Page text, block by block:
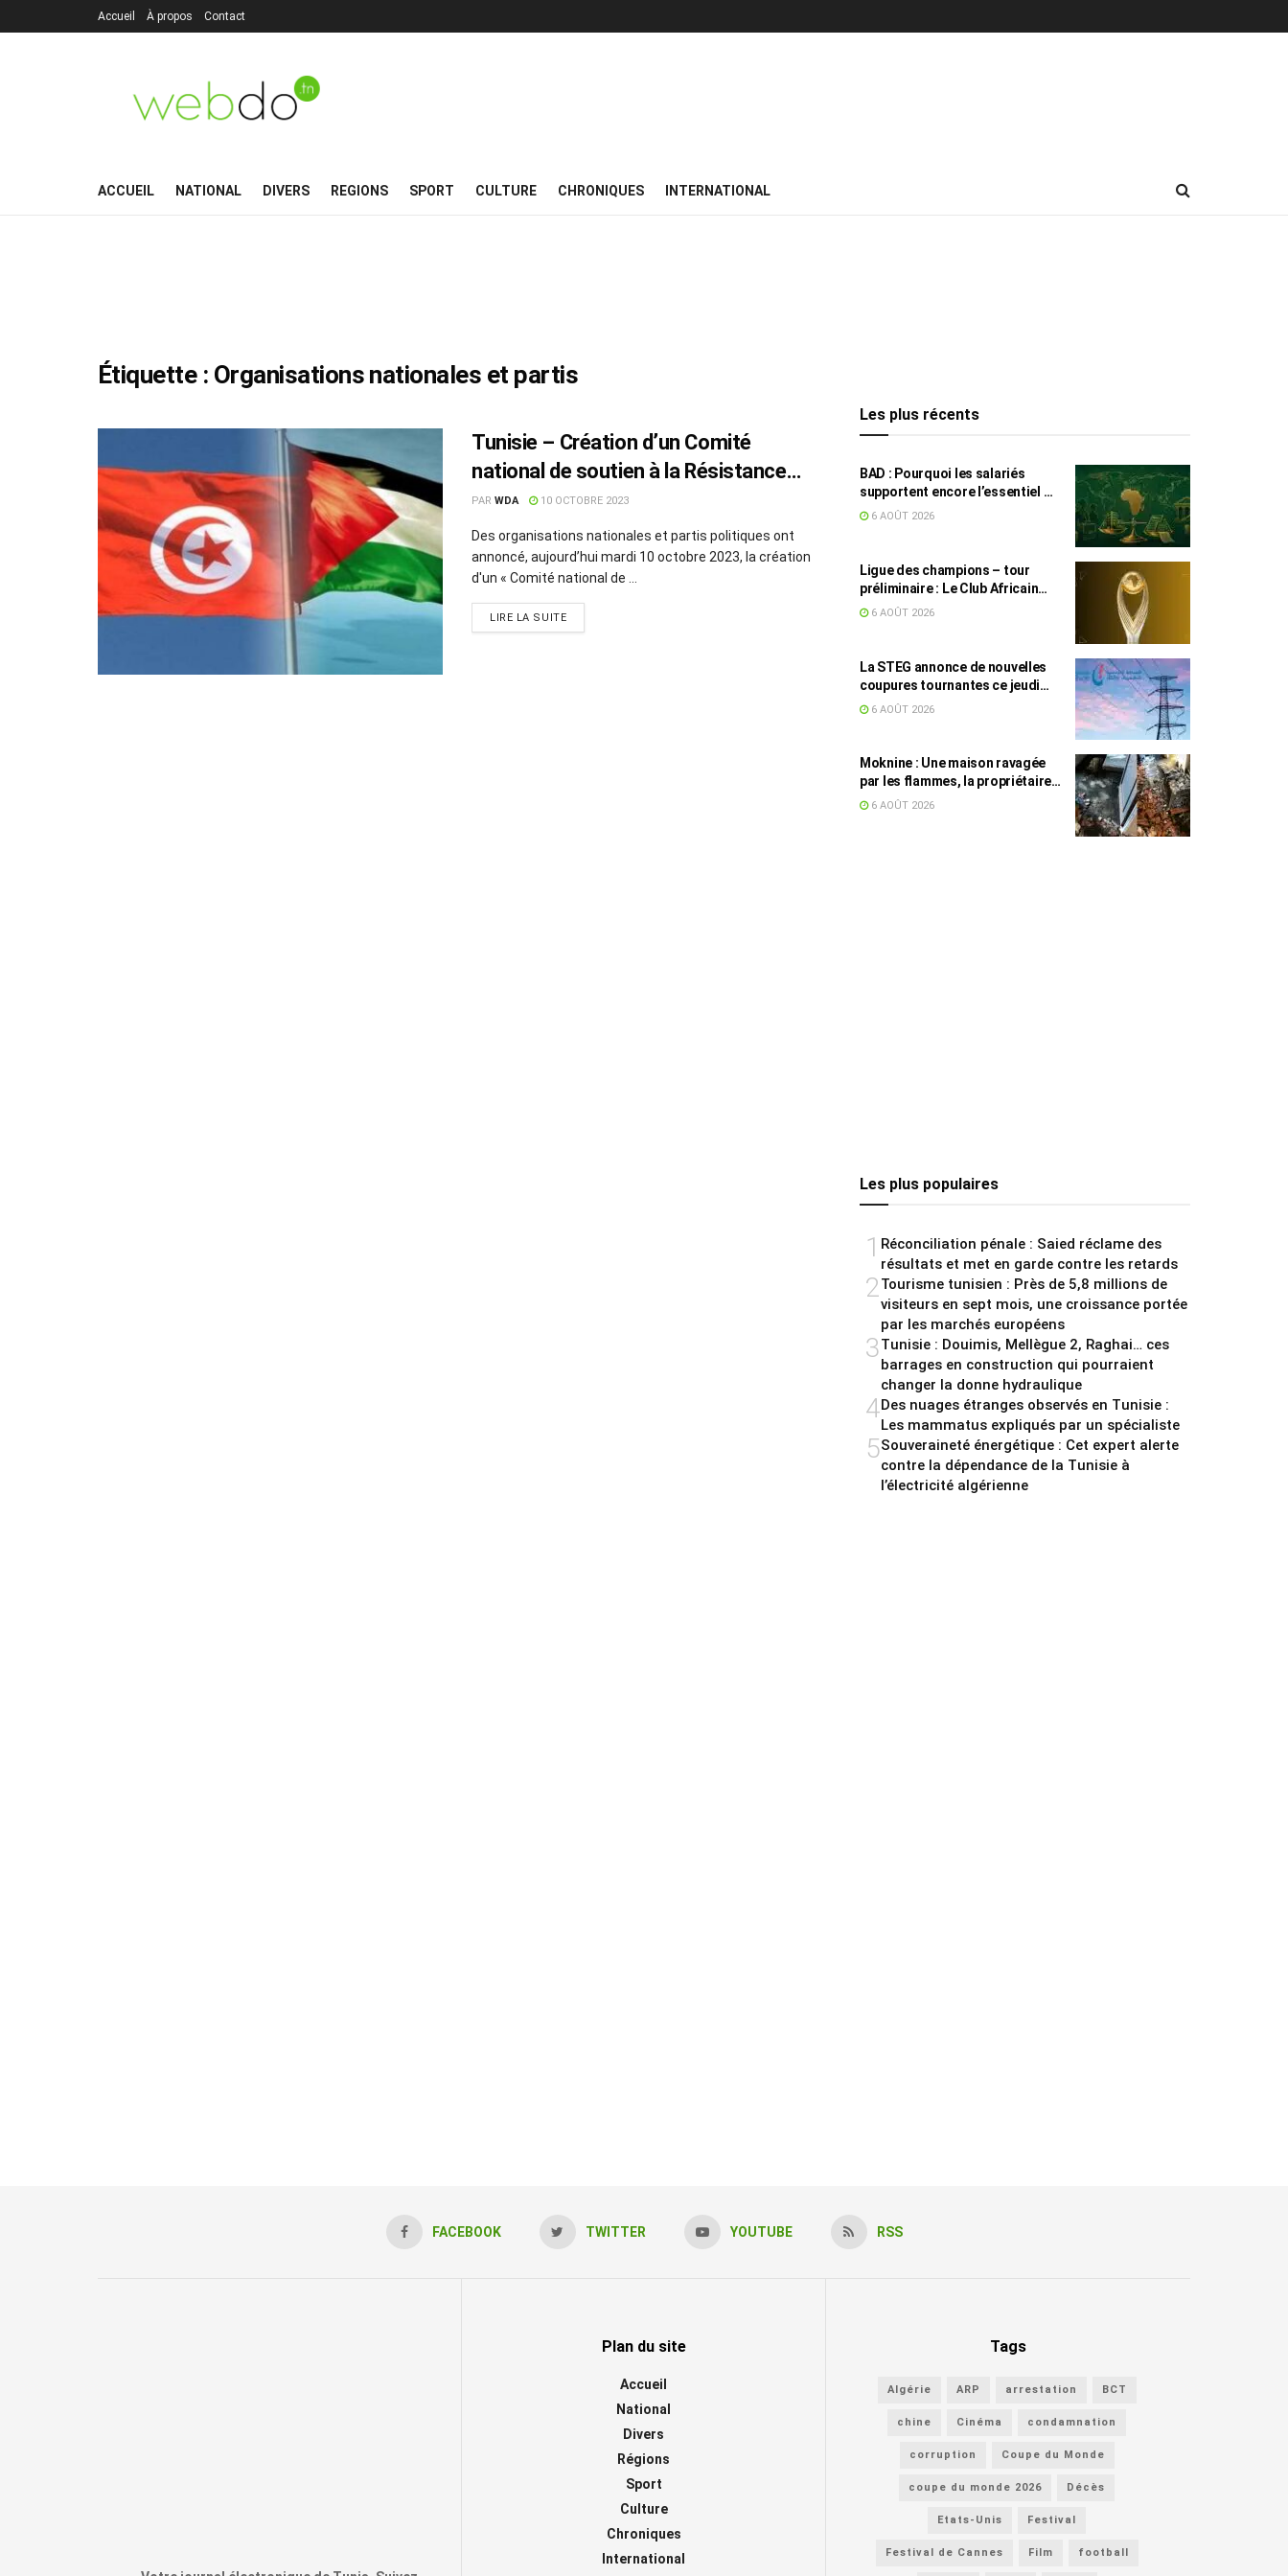
Accueil À propos Contact
ACCUEIL NATIONAL DIVERS REGIONS SPORT CULTURE CHRONIQUES INTERNATIONAL
Étiquette : Organisations nationales et partis
Tunisie – Création d’un Comité
national de soutien à la Résistance
palestinienne
PAR WDA 10 OCTOBRE 2023
Des organisations nationales et partis politiques ont
annoncé, aujourd’hui mardi 10 octobre 2023, la création
d'un « Comité national de ...
LIRE LA SUITE
Les plus récents
BAD : Pourquoi les salariés
supportent encore l’essentiel de
l’effort fiscal en Tunisie
6 AOÛT 2026
Ligue des champions – tour
préliminaire : Le Club Africain
face au Djoliba AC
6 AOÛT 2026
La STEG annonce de nouvelles
coupures tournantes ce jeudi
dans plusieurs régions
6 AOÛT 2026
Moknine : Une maison ravagée
par les flammes, la propriétaire
accuse la STEG et la SONEDE
6 AOÛT 2026
Les plus populaires
1 Réconciliation pénale : Saied réclame des
résultats et met en garde contre les retards
2Tourisme tunisien : Près de 5,8 millions de
visiteurs en sept mois, une croissance portée
par les marchés européens
3Tunisie : Douimis, Mellègue 2, Raghai… ces
barrages en construction qui pourraient
changer la donne hydraulique
4Des nuages étranges observés en Tunisie :
Les mammatus expliqués par un spécialiste
5Souveraineté énergétique : Cet expert alerte
contre la dépendance de la Tunisie à
l’électricité algérienne
FACEBOOK TWITTER YOUTUBE RSS
Plan du site
Accueil
National
Divers
Régions
Sport
Culture
Chroniques
International
Tags
Algérie ARP arrestation BCT
chine Cinéma condamnation
corruption Coupe du Monde
coupe du monde 2026 Décès
Etats-Unis Festival
Festival de Cannes Film football